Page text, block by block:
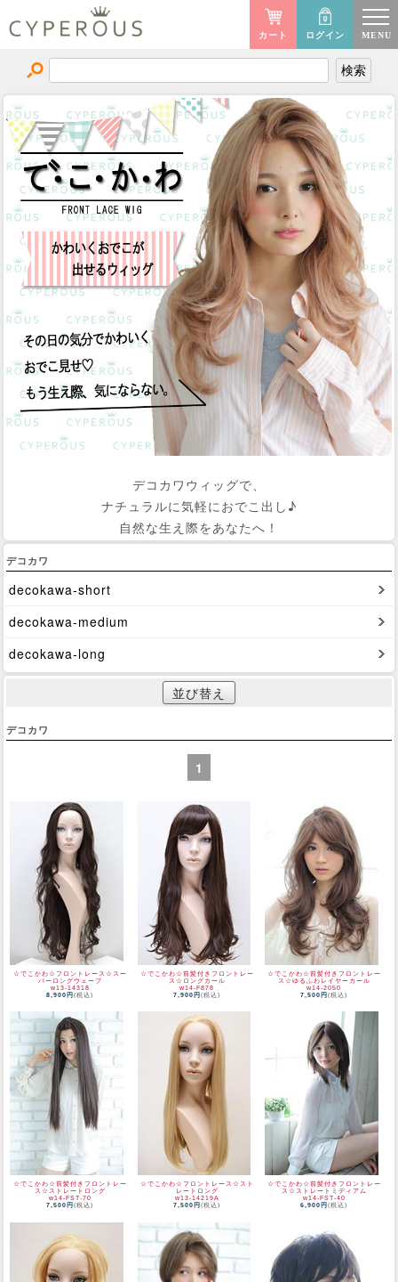
MENU
ログイン
カート
デコカワウィッグで、
ナチュラルに気軽におでこ出し♪
自然な生え際をあなたへ！
デコカワ
decokawa-short
decokawa-medium
decokawa-long
並び替え
デコカワ
1
☆でこかわ☆フロントレース☆スー
パーロングウェーブ
w13-14318
8,900円(税込)
☆でこかわ☆前髪付きフロントレー
ス☆ロングカール
w14-F878
7,900円(税込)
☆でこかわ☆前髪付きフロントレー
ス☆ゆるふわレイヤーカール
w14-2050
7,500円(税込)
☆でこかわ☆前髪付きフロントレー
ス☆ストレートロング
w14-FST-70
7,500円(税込)
☆でこかわ☆フロントレース☆スト
レートロング
w13-14219A
7,500円(税込)
☆でこかわ☆前髪付きフロントレー
ス☆ストレートミディアム
w14-FST-40
6,900円(税込)